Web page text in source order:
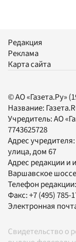
Редакция
Реклама
Карта сайта
© АО «Газета.Ру»
Название:
Учредитель:АО
7743625728
Адрес
улица, дом 67
Адрес редакции и
Варшавское
Телефон редакции:
Факс:+7 (495) 785-
Электронная
Свидетельство о